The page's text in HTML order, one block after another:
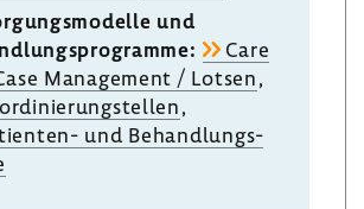
und
Care
Manage­ment / Lotsen,
,
und Behand­lungs­